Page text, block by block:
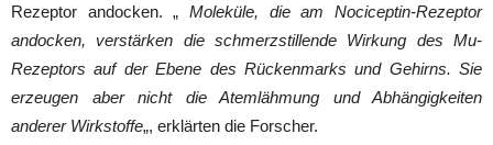
Rezeptor andocken. „ Moleküle, die am Nociceptin-Rezeptor
andocken, verstärken die schmerzstillende Wirkung des Mu-
Rezeptors auf der Ebene des Rückenmarks und Gehirns. Sie
erzeugen aber nicht die Atemlähmung und Abhängigkeiten
anderer Wirkstoffe„, erklärten die Forscher.